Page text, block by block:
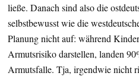
ließe. Danach sind also die
selbstbewusst wie die
Planung nicht auf: während
Armutsrisiko darstellen, landen
Armutsfalle. Tja, irgendwie nicht